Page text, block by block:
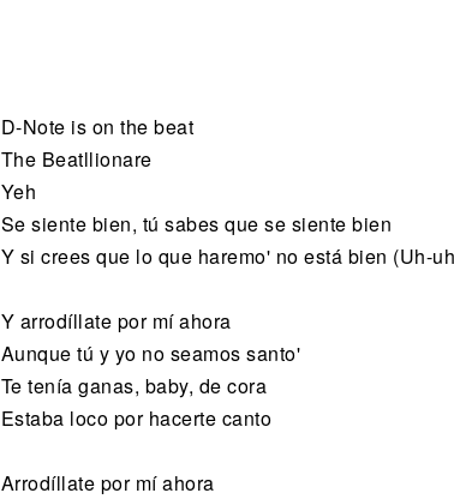
D-Note is on the beat
The Beatllionare
Yeh
Se siente bien, tú sabes que se siente bien
Y si crees que lo que haremo' no está bien (Uh-
Y arrodíllate por mí ahora
Aunque tú y yo no seamos santo'
Te tenía ganas, baby, de cora
Estaba loco por hacerte canto
Arrodíllate por mí ahora